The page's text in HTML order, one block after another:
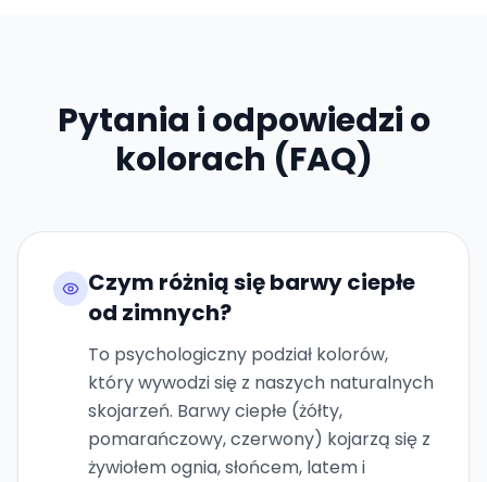
Pytania i odpowiedzi o
kolorach (FAQ)
Czym różnią się barwy ciepłe
od zimnych?
To psychologiczny podział kolorów,
który wywodzi się z naszych naturalnych
skojarzeń. Barwy ciepłe (żółty,
pomarańczowy, czerwony) kojarzą się z
żywiołem ognia, słońcem, latem i